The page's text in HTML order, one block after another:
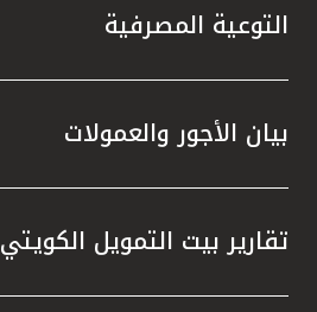
التوعية المصرفية
بيان الأجور والعمولات
تقارير بيت التمويل الكويتي